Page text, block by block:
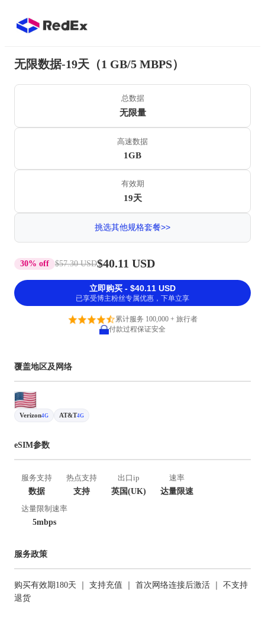
无限数据-19天（1 GB/5 MBPS）
总数据
无限量
高速数据
1GB
有效期
19天
挑选其他规格套餐>>
30% off $57.30 USD$40.11 USD
立即购买 - $40.11 USD
已享受博主粉丝专属优惠，下单立享
累计服务 100,000 + 旅行者
付款过程保证安全
覆盖地区及网络
Verizon4G AT&T4G
eSIM参数
服务支持
数据
热点支持
支持
出口ip
英国(UK)
速率
达量限速
达量限制速率
5mbps
服务政策
购买有效期180天 ｜ 支持充值 ｜ 首次网络连接后激活 ｜ 不支持
退货